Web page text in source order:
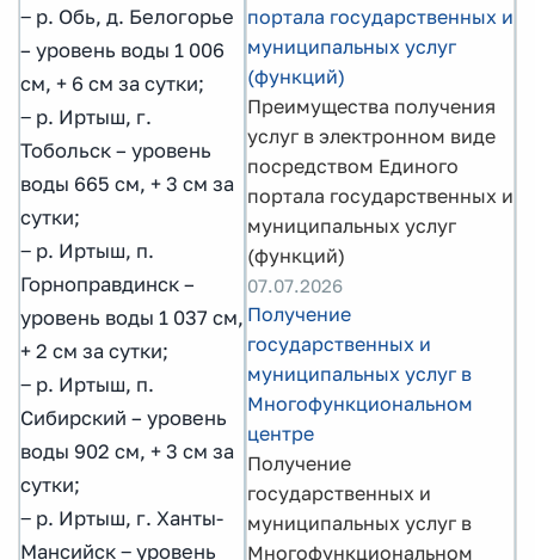
‒ р. Обь, д. Белогорье
– уровень воды 1 006
см, + 6 см за сутки;
‒ р. Иртыш, г.
Тобольск – уровень
воды 665 см, + 3 см за
сутки;
‒ р. Иртыш, п.
Горноправдинск –
уровень воды 1 037 см,
+ 2 см за сутки;
‒ р. Иртыш, п.
Сибирский – уровень
воды 902 см, + 3 см за
сутки;
‒ р. Иртыш, г. Ханты-
Мансийск ‒ уровень
портала государственных и
муниципальных услуг
(функций)
Преимущества получения
услуг в электронном виде
посредством Единого
портала государственных и
муниципальных услуг
(функций)
07.07.2026
Получение
государственных и
муниципальных услуг в
Многофункциональном
центре
Получение
государственных и
муниципальных услуг в
Многофункциональном